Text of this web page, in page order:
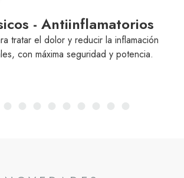
potencia.
Soluciones
de los diferentes